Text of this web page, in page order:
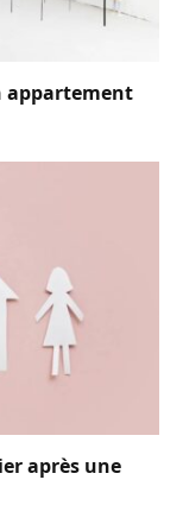
appartement
après une